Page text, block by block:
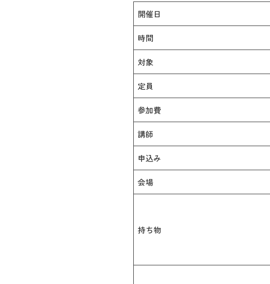
開催日
時間
対象
定員
参加費
講師
申込み
会場
持ち物